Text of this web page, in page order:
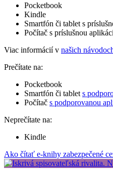
Pocketbook
Kindle
Smartfón či tablet s
Počítač s príslušnou
Viac informácií v našich
Prečítate na:
Pocketbook
Smartfón či tablet s
Počítač s podporovanou
Neprečítate na:
Kindle
Ako čítať e-knihy zabezpečené